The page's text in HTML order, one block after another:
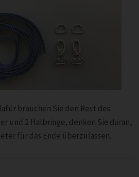
brauchen Sie den Rest des
und 2 Halbringe, denken Sie daran,
für das Ende überzulassen.